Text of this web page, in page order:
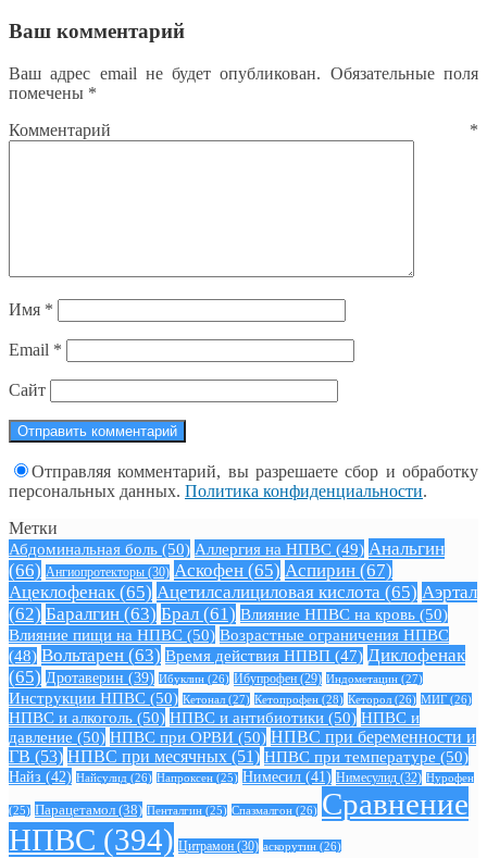
Ваш комментарий
Ваш адрес email не будет опубликован. Обязательные поля
помечены *
Комментарий *
Имя *
Email *
Сайт
Отправляя комментарий, вы разрешаете сбор и обработку
персональных данных. Политика конфиденциальности.
Метки
Абдоминальная боль (50) Аллергия на НПВС (49) Анальгин
(66) Ангиопротекторы (30) Аскофен (65) Аспирин (67)
Ацеклофенак (65) Ацетилсалициловая кислота (65) Аэртал
(62) Баралгин (63) Брал (61) Влияние НПВС на кровь (50)
Влияние пищи на НПВС (50) Возрастные ограничения НПВС
(48) Вольтарен (63) Время действия НПВП (47) Диклофенак
(65) Дротаверин (39) Ибуклин (26) Ибупрофен (29) Индометацин (27)
Инструкции НПВС (50) Кетонал (27) Кетопрофен (28) Кеторол (26) МИГ (26)
НПВС и алкоголь (50) НПВС и антибиотики (50) НПВС и
давление (50) НПВС при ОРВИ (50) НПВС при беременности и
ГВ (53) НПВС при месячных (51) НПВС при температуре (50)
Найз (42) Найсулид (26) Напроксен (25) Нимесил (41) Нимесулид (32) Нурофен
(25) Парацетамол (38) Пенталгин (25) Спазмалгон (26) Сравнение
НПВС (394) Цитрамон (30) аскорутин (26)